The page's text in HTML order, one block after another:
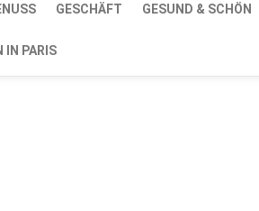
GESCHÄFT GESUND & SCHÖN
IN PARIS